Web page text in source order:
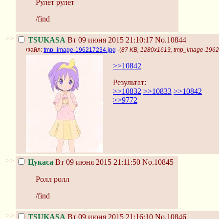
Рулет рулет
/find
>> TSUKASA Вт 09 июня 2015 21:10:17 No.10844
Файл: tmp_image-196217234.jpg -(87 KB, 1280x1613, tmp_image-
>>10842
Результат:
>>10832 >>10833 >>10842
>>9772
>> Цукаса Вт 09 июня 2015 21:11:50 No.10845
Ролл ролл
/find
>> TSUKASA Вт 09 июня 2015 21:16:10 No.10846